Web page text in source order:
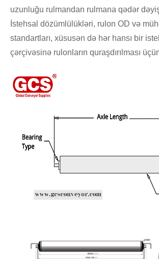
uzunluğu rulmandan rulmana qədər
İstehsal dözümlülükləri, rulon OD və
standartları, xüsusən də hər hansı bir
çərçivəsinə rulonların quraşdırılması